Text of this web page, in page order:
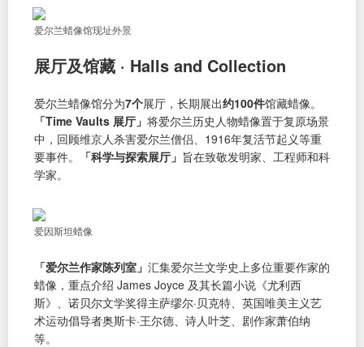
爱尔兰蜡像馆现址外景
展厅及馆藏 · Halls and Collection
爱尔兰蜡像馆分为7个展厅，长期展出约100件馆藏蜡像。
「Time Vaults 展厅」 将爱尔兰历史人物蜡像置于复原场景
中，回顾维京人杀害爱尔兰僧侣、1916年复活节起义等重
要事件。
「科学与探索展厅」 旨在致敬发明家、工程师和科
学家。
爱因斯坦蜡像
「爱尔兰作家陈列室」 汇集爱尔兰文学史上多位重要作家的
蜡像，重点介绍 James Joyce 及其长篇小说《尤利西
斯》、诺贝尔文学奖得主萨缪尔·贝克特、英国唯美主义艺
术运动倡导者奥斯卡·王尔德、诗人叶芝、剧作家萧伯纳
等。